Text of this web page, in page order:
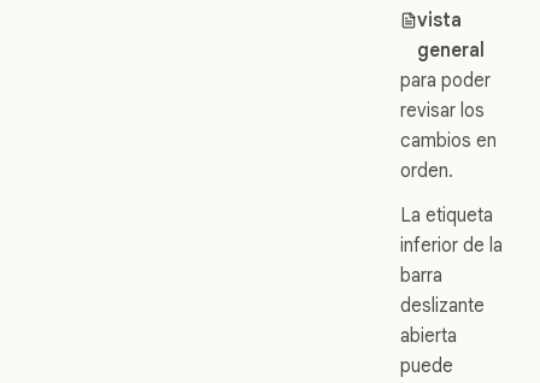
vista
general
para poder
revisar los
cambios en
orden.
La etiqueta
inferior de la
barra
deslizante
abierta
puede